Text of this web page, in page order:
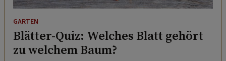
GARTEN
Blätter-Quiz: Welches Blatt gehört
zu welchem Baum?